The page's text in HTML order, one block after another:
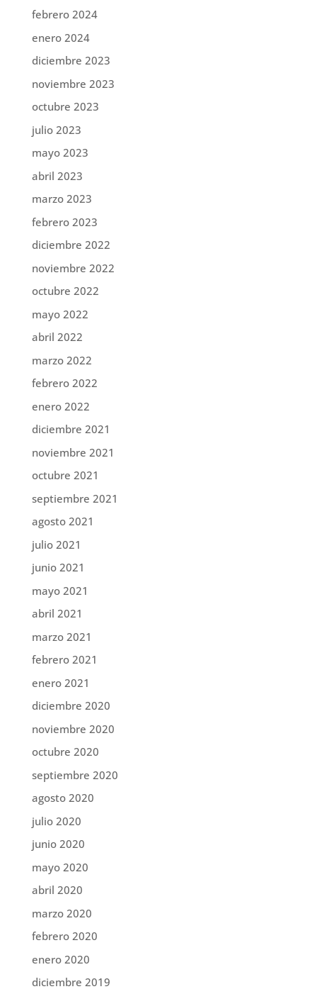
febrero 2024
enero 2024
diciembre 2023
noviembre 2023
octubre 2023
julio 2023
mayo 2023
abril 2023
marzo 2023
febrero 2023
diciembre 2022
noviembre 2022
octubre 2022
mayo 2022
abril 2022
marzo 2022
febrero 2022
enero 2022
diciembre 2021
noviembre 2021
octubre 2021
septiembre 2021
agosto 2021
julio 2021
junio 2021
mayo 2021
abril 2021
marzo 2021
febrero 2021
enero 2021
diciembre 2020
noviembre 2020
octubre 2020
septiembre 2020
agosto 2020
julio 2020
junio 2020
mayo 2020
abril 2020
marzo 2020
febrero 2020
enero 2020
diciembre 2019